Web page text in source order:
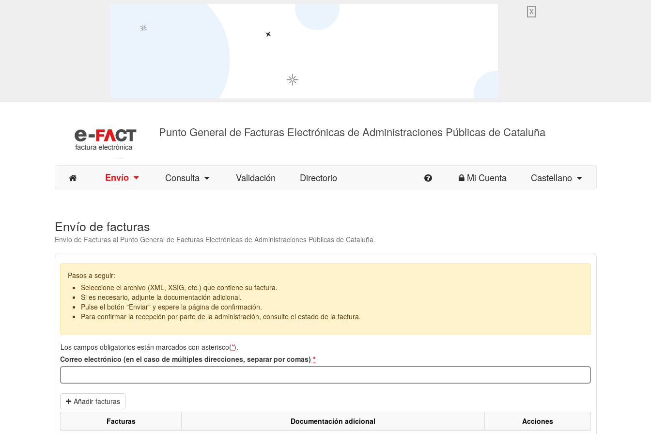
X
Punto General de Facturas Electrónicas de Administraciones Públicas de Cataluña
Envío Consulta Validación Directorio Mi Cuenta Castellano
Envío de facturas
Envío de Facturas al Punto General de Facturas Electrónicas de Administraciones Públicas de Cataluña.
Pasos a seguir:
Seleccione el archivo (XML, XSIG, etc.) que contiene su factura.
Si es necesario, adjunte la documentación adicional.
Pulse el botón "Enviar" y espere la página de confirmación.
Para confirmar la recepción por parte de la administración, consulte el estado de la factura.
Los campos obligatorios están marcados con asterisco(*).
Correo electrónico (en el caso de múltiples direcciones, separar por comas) *
Añadir facturas
Facturas Documentación adicional Acciones